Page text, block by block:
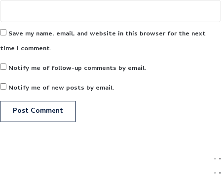
Save my name, email, and website in this browser for the next
time I comment.
Notify me of follow-up comments by email.
Notify me of new posts by email.